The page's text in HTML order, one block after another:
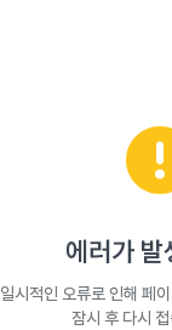
에러가 발
일시적인 오류로 인해 페
잠시 후 다시